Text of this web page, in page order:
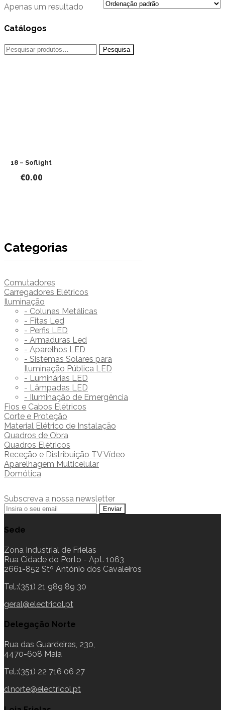
Apenas um resultado
Catálogos
Pesquisar
por:
18 – Soflight
€0.00
Categorias
Comutadores
Carregadores Elétricos
Iluminação
- Colunas Metálicas
- Fitas Led
- Perfis LED
- Armaduras Led
- Aparelhos LED
- Sistemas Solares para
Iluminação Pública LED
- Luminárias LED
- Lâmpadas LED
- Iluminação de Emergência
Fios e Cabos Elétricos
Corte e Proteção
Material Elétrico de Instalação
Quadros de Obra
Quadros Elétricos
Receção e Distribuição TV Vídeo
Aparelhagem Multicelular
Domótica
Subscreva a nossa newsletter
Sede
Zona Industrial de Frielas
Rua Cidade do Porto - Apt. 1063
2661-852 Stº António dos Cavaleiros
Tel.:(351) 21 989 89 30
geral@electricol.pt
Delegação Norte
Rua das Guardeiras, 230,
4470-608 Maia
Tel.:(351) 22 716 06 27
d.norte@electricol.pt